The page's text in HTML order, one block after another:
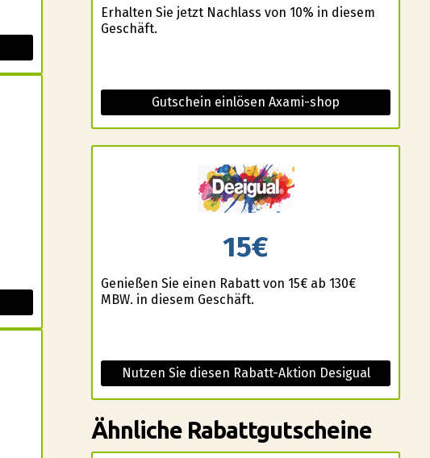
Erhalten Sie jetzt Nachlass von 10% in diesem
Geschäft.
Gutschein einlösen Axami-shop
15€
Genießen Sie einen Rabatt von 15€ ab 130€
MBW. in diesem Geschäft.
Nutzen Sie diesen Rabatt-Aktion Desigual
Ähnliche Rabattgutscheine